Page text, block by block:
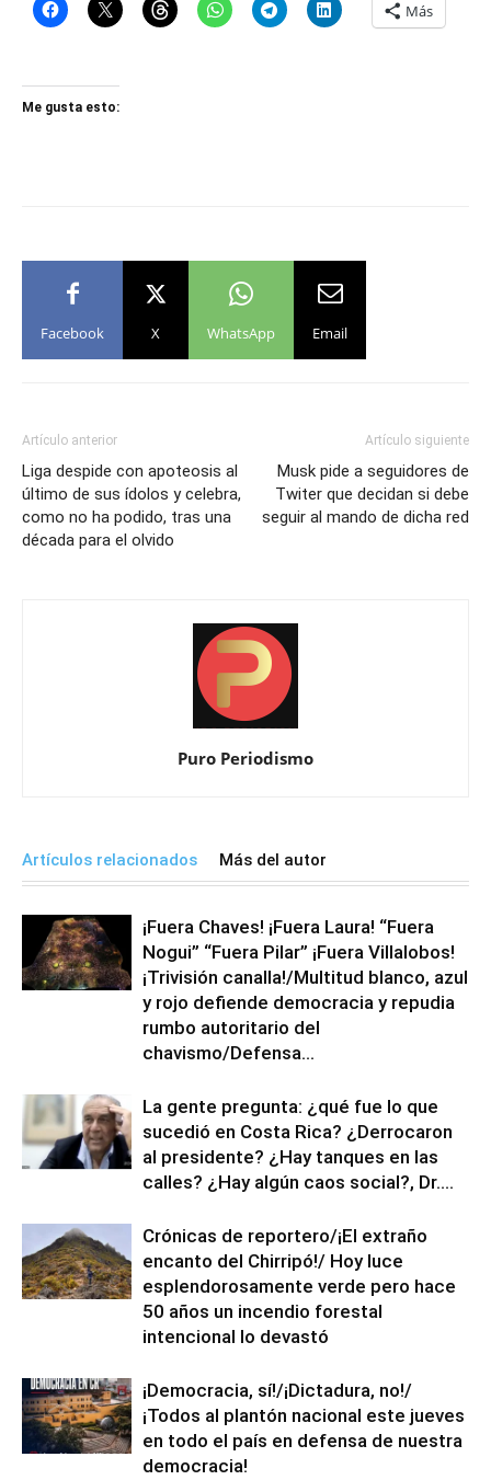
Más
Me gusta esto:
Facebook X WhatsApp Email
Artículo anterior
Liga despide con apoteosis al
último de sus ídolos y celebra,
como no ha podido, tras una
década para el olvido
Artículo siguiente
Musk pide a seguidores de
Twiter que decidan si debe
seguir al mando de dicha red
Puro Periodismo
Artículos relacionados Más del autor
¡Fuera Chaves! ¡Fuera Laura! “Fuera
Nogui” “Fuera Pilar” ¡Fuera Villalobos!
¡Trivisión canalla!/Multitud blanco, azul
y rojo defiende democracia y repudia
rumbo autoritario del
chavismo/Defensa...
La gente pregunta: ¿qué fue lo que
sucedió en Costa Rica? ¿Derrocaron
al presidente? ¿Hay tanques en las
calles? ¿Hay algún caos social?, Dr....
Crónicas de reportero/¡El extraño
encanto del Chirripó!/ Hoy luce
esplendorosamente verde pero hace
50 años un incendio forestal
intencional lo devastó
¡Democracia, sí!/¡Dictadura, no!/
¡Todos al plantón nacional este jueves
en todo el país en defensa de nuestra
democracia!